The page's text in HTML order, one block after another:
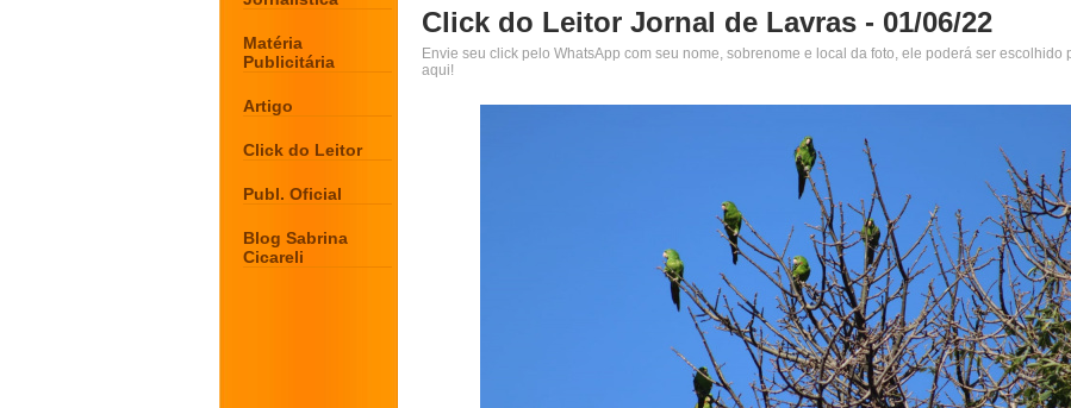
Matéria
Publicitária
Artigo
Click do Leitor
Publ. Oficial
Blog Sabrina
Cicareli
Click do Leitor Jornal de Lavras - 01/06/22
Envie seu click pelo WhatsApp com seu nome, sobrenome e local da foto, ele poderá ser escolhido
aqui!